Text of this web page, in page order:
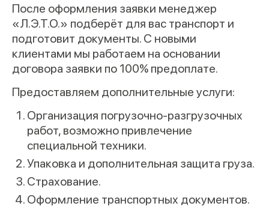
После оформления заявки менеджер
«Л.Э.Т.О.» подберёт для вас транспорт и
подготовит документы. С новыми
клиентами мы работаем на основании
договора заявки по 100% предоплате.
Предоставляем дополнительные услуги:
Организация погрузочно-разгрузочных
работ, возможно привлечение
специальной техники.
Упаковка и дополнительная защита груза.
Страхование.
Оформление транспортных документов.